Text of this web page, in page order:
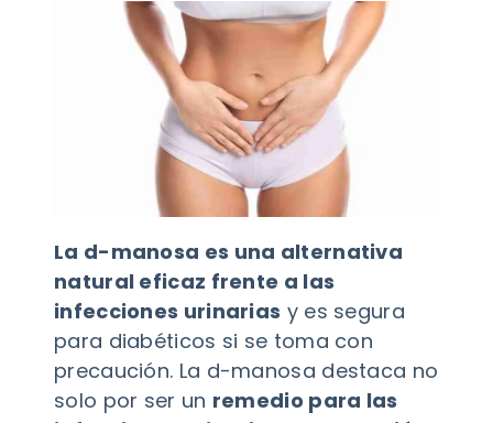
La d-manosa es una alternativa
natural eficaz frente a las
infecciones urinarias y es segura
para diabéticos si se toma con
precaución. La d-manosa destaca no
solo por ser un remedio para las